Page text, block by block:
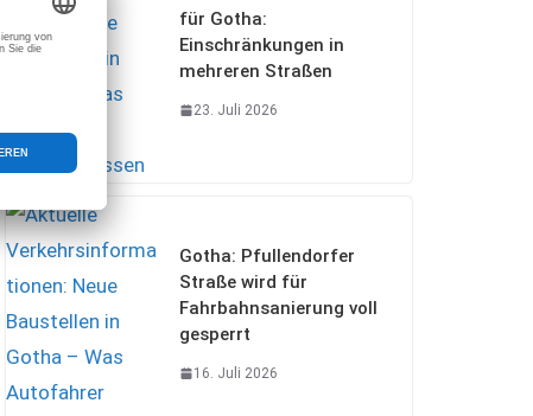
für Gotha:
Einschränkungen in
mehreren Straßen
23. Juli 2026
Gotha: Pfullendorfer
Straße wird für
Fahrbahnsanierung voll
gesperrt
16. Juli 2026